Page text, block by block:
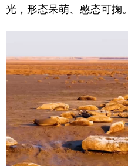
公益 一带一路
地方频道
北京 天津
辽宁 吉林
浙江 安徽
光，形态呆萌、憨态可掬。